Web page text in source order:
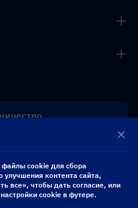
файлы cookie для сбора
контента сайта,
все», чтобы дать согласие, или
cookie в футере.